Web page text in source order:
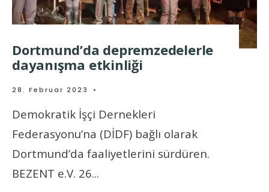
Dortmund’da depremzedelerle
dayanışma etkinliği
28. Februar 2023 •
Demokratik İşçi Dernekleri
Federasyonu’na (DİDF) bağlı olarak
Dortmund’da faaliyetlerini sürdüren.
BEZENT e.V. 26...